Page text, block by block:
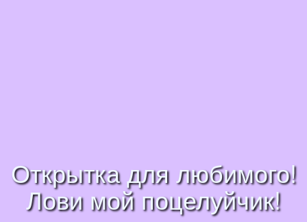
Открытка для любимого!
Лови мой поцелуйчик!